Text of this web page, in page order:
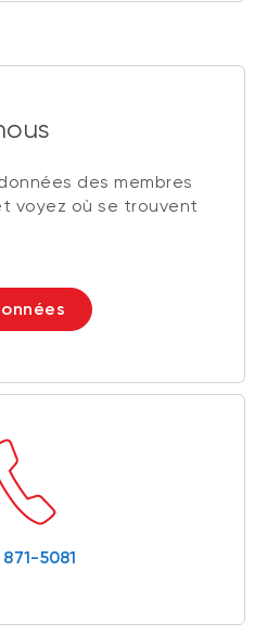
des membres
voyez où se trouvent
5081